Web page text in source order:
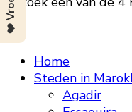
Home
Steden in
Agadir